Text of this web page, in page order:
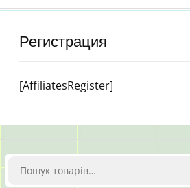
Регистрация
[AffiliatesRegister]
Шукати: